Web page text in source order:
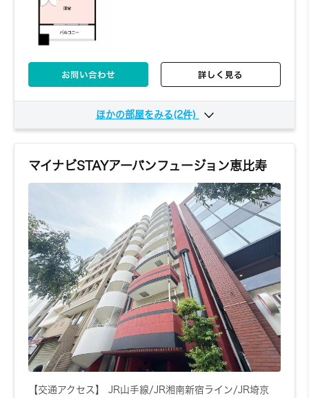
お問い合わせ 詳しく見る
ほかの部屋をみる(2件)
お問い合わせ 詳しく見る
606 6階 6,800円～/日
1K
20㎡
マイナビSTAYアーバンフュージョン恵比寿
【交通アクセス】 JR山手線/JR湘南新宿ライン/JR埼京